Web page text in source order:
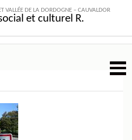
VALLÉE DE LA DORDOGNE – CAUVALDOR
et culturel R.